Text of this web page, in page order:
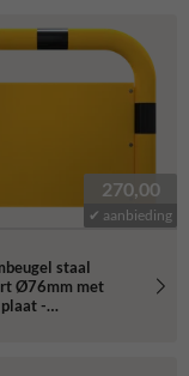
270,00
✔ aanbieding
staal
Ø76mm met
-